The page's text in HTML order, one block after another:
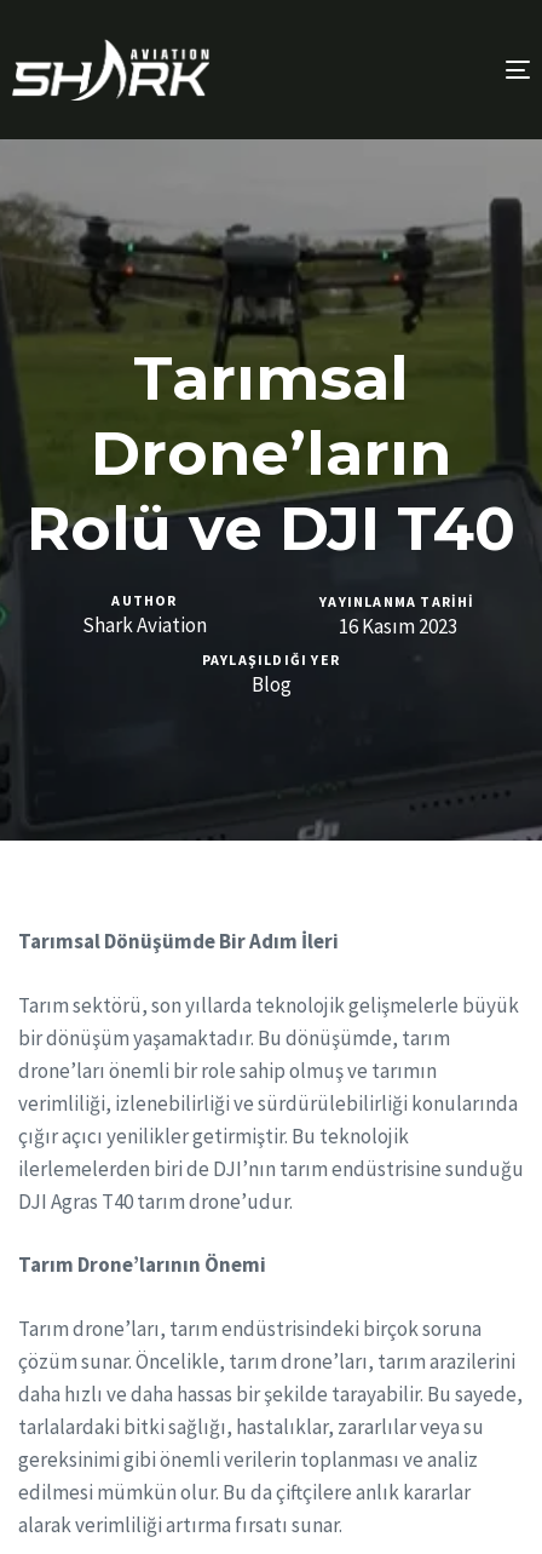
Tarımsal
Drone’ların
Rolü ve DJI T40
AUTHOR
Shark Aviation
YAYINLANMA TARIHI
16 Kasım 2023
PAYLAŞILDIĞI YER
Blog
Tarımsal Dönüşümde Bir Adım İleri
Tarım sektörü, son yıllarda teknolojik gelişmelerle büyük
bir dönüşüm yaşamaktadır. Bu dönüşümde, tarım
drone’ları önemli bir role sahip olmuş ve tarımın
verimliliği, izlenebilirliği ve sürdürülebilirliği konularında
çığır açıcı yenilikler getirmiştir. Bu teknolojik
ilerlemelerden biri de DJI’nın tarım endüstrisine sunduğu
DJI Agras T40 tarım drone’udur.
Tarım Drone’larının Önemi
Tarım drone’ları, tarım endüstrisindeki birçok soruna
çözüm sunar. Öncelikle, tarım drone’ları, tarım arazilerini
daha hızlı ve daha hassas bir şekilde tarayabilir. Bu sayede,
tarlalardaki bitki sağlığı, hastalıklar, zararlılar veya su
gereksinimi gibi önemli verilerin toplanması ve analiz
edilmesi mümkün olur. Bu da çiftçilere anlık kararlar
alarak verimliliği artırma fırsatı sunar.